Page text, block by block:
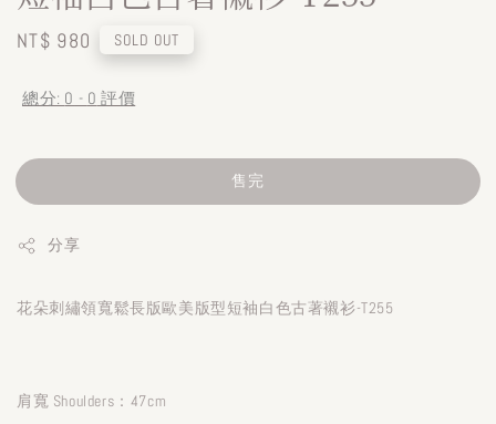
Regular
NT$ 980 SOLD OUT
總分: 0 - 0 評價
售完
分享
花朵刺繡領寬鬆長版歐美版型短袖白色古著襯衫-T255
肩寬 Shoulders：47cm